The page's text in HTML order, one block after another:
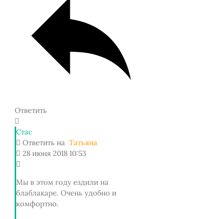
Ответить
Стас
Ответить на Татьяна
28 июня 2018 10:53
Мы в этом году ездили на
блаблакаре. Очень удобно и
комфортно.